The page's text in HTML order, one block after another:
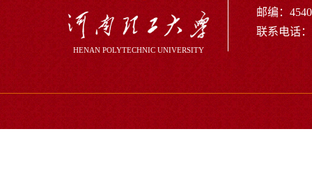
HENAN POLYTECHNIC UNIVERSITY
邮编：
联系电话：